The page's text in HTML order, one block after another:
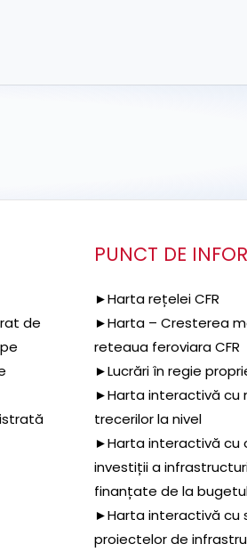
de
PUNCT DE
►Harta rețelei CFR
►Harta – Cresterea
reteaua feroviara CFR
►Lucrări în regie
►Harta interactivă cu
trecerilor la nivel
►Harta interactivă cu
investiții a
finanțate de la
►Harta interactivă cu
proiectelor de